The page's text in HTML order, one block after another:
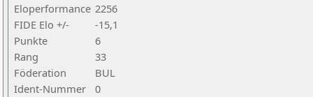
Eloperformance 2256
FIDE Elo +/-
-15,1
Punkte
6
Rang
33
Föderation
BUL
Ident-Nummer
0